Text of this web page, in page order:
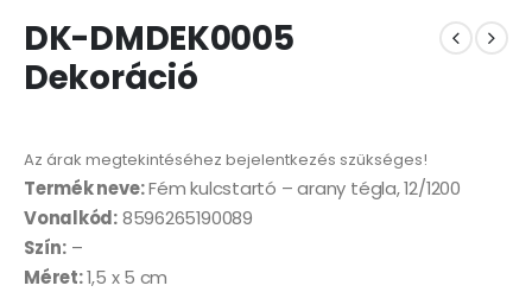
DK-DMDEK0005
Dekoráció
Az árak megtekintéséhez bejelentkezés szükséges!
Termék neve:Fém kulcstartó – arany tégla, 12/1200
Vonalkód:8596265190089
Szín:–
Méret:1,5 x 5 cm